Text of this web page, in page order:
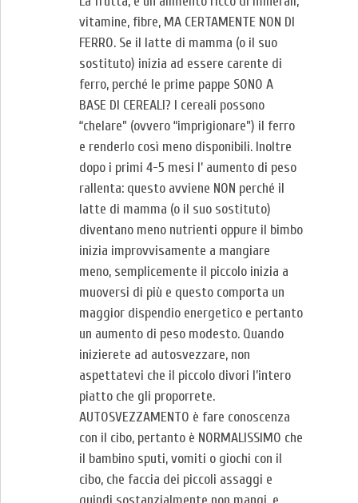
vitamine, fibre, MA CERTAMENTE NON DI
FERRO. Se il latte di mamma (o il suo
sostituto) inizia ad essere carente di
ferro, perché le prime pappe SONO A
BASE DI CEREALI? I cereali possono
“chelare” (ovvero “imprigionare”) il ferro
e renderlo così meno disponibili. Inoltre
dopo i primi 4-5 mesi l’ aumento di peso
rallenta: questo avviene NON perché il
latte di mamma (o il suo sostituto)
diventano meno nutrienti oppure il bimbo
inizia improvvisamente a mangiare
meno, semplicemente il piccolo inizia a
muoversi di più e questo comporta un
maggior dispendio energetico e pertanto
un aumento di peso modesto. Quando
inizierete ad autosvezzare, non
aspettatevi che il piccolo divori l’intero
piatto che gli proporrete.
AUTOSVEZZAMENTO è fare conoscenza
con il cibo, pertanto è NORMALISSIMO che
il bambino sputi, vomiti o giochi con il
cibo, che faccia dei piccoli assaggi e